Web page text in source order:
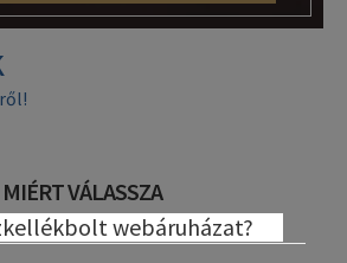
MIÉRT VÁLASSZA
webáruházat?